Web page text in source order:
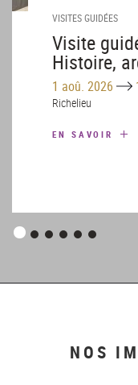
VISITES GUIDÉES
Visite
Histoire,
1 aoû. 2026
Richelieu
EN SAVOIR
Panneau
Panneau
Panneau
Panneau
Panneau
Panneau
NOS